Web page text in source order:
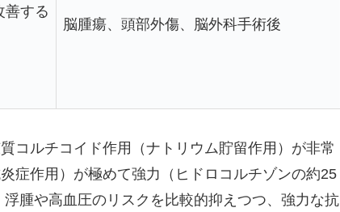
善する
脳腫瘍、頭部外傷、脳外科手術後
コルチコイド作用（ナトリウム貯留作用）が非常
症作用）が極めて強力（ヒドロコルチゾンの約25
腫や高血圧のリスクを比較的抑えつつ、強力な抗